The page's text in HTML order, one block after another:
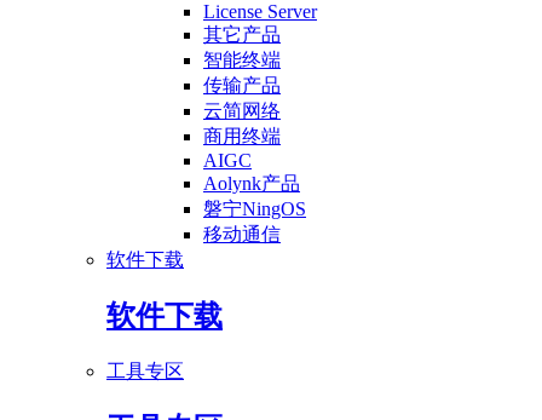
License Server
其它产品
智能终端
传输产品
云简网络
商用终端
AIGC
Aolynk产品
磐宁NingOS
移动通信
软件下载
软件下载
工具专区